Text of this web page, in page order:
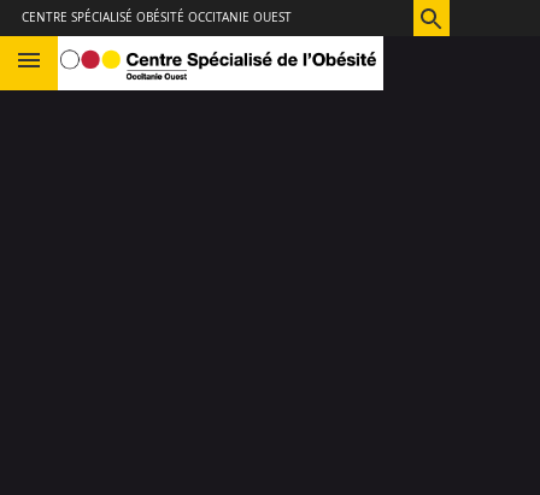
Aller
au
contenu
Navigation
Accès
directs
Connexion
CENTRE SPÉCIALISÉ OBÉSITÉ OCCITANIE OUEST